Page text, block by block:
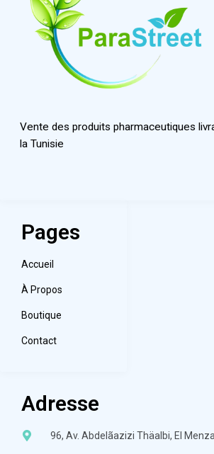
Vente des produits pharmaceutiques
la Tunisie
Pages
Accueil
À Propos
Boutique
Contact
Adresse
96, Av. Abdelãazizi Thäalbi, El